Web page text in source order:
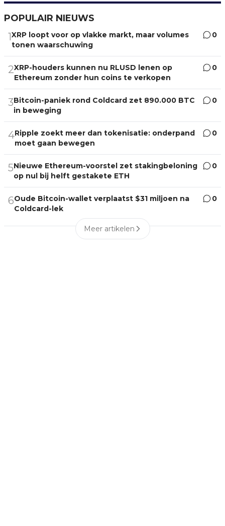
POPULAIR NIEUWS
1XRP loopt voor op vlakke markt, maar volumes
tonen waarschuwing
0
2XRP-houders kunnen nu RLUSD lenen op
Ethereum zonder hun coins te verkopen
0
3Bitcoin-paniek rond Coldcard zet 890.000 BTC
in beweging
0
4Ripple zoekt meer dan tokenisatie: onderpand
moet gaan bewegen
0
5Nieuwe Ethereum-voorstel zet stakingbeloning
op nul bij helft gestakete ETH
0
6Oude Bitcoin-wallet verplaatst $31 miljoen na
Coldcard-lek
0
Meer artikelen